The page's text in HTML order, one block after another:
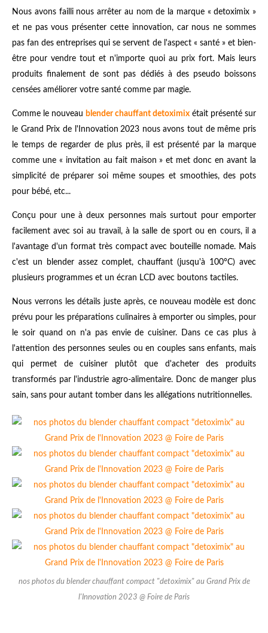
Nous avons failli nous arrêter au nom de la marque « detoximix »
et ne pas vous présenter cette innovation, car nous ne sommes
pas fan des entreprises qui se servent de l'aspect « santé » et bien-
être pour vendre tout et n'importe quoi au prix fort. Mais leurs
produits finalement de sont pas dédiés à des pseudo boissons
censées améliorer votre santé comme par magie.
Comme le nouveau blender chauffant detoximix était présenté sur
le Grand Prix de l'Innovation 2023 nous avons tout de même pris
le temps de regarder de plus près, il est présenté par la marque
comme une « invitation au fait maison » et met donc en avant la
simplicité de préparer soi même soupes et smoothies, des pots
pour bébé, etc...
Conçu pour une à deux personnes mais surtout pour emporter
facilement avec soi au travail, à la salle de sport ou en cours, il a
l'avantage d'un format très compact avec bouteille nomade. Mais
c'est un blender assez complet, chauffant (jusqu'à 100°C) avec
plusieurs programmes et un écran LCD avec boutons tactiles.
Nous verrons les détails juste après, ce nouveau modèle est donc
prévu pour les préparations culinaires à emporter ou simples, pour
le soir quand on n'a pas envie de cuisiner. Dans ce cas plus à
l'attention des personnes seules ou en couples sans enfants, mais
qui permet de cuisiner plutôt que d'acheter des produits
transformés par l'industrie agro-alimentaire. Donc de manger plus
sain, sans pour autant tomber dans les allégations nutritionnelles.
nos photos du blender chauffant compact "detoximix" au Grand Prix de
l'Innovation 2023 @ Foire de Paris